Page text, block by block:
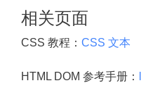
相关页面
CSS 教程： CSS 文本
HTML DOM 参考手册：